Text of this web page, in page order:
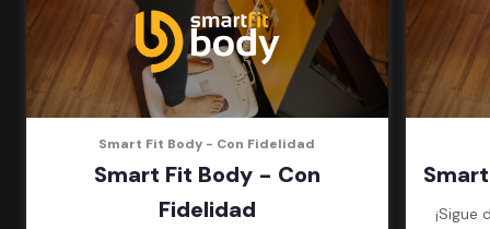
Smart Fit Body - Con Fidelidad
Smart Fit Body - Con
Fidelidad
¡Sigue